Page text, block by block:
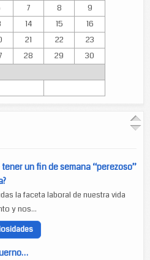
7 8
9
14 15
16
21 22
23
28 29
30
tener un fin de semana “perezoso”
la faceta laboral de nuestra vida
y nos...